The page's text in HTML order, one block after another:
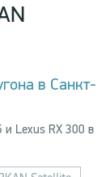
в Санкт-
и Lexus RX 300 в